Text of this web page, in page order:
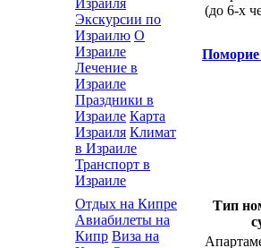
Израиля
Экскурсии по
Израилю О
Израиле
Лечение в
Израиле
Праздники в
Израиле Карта
Израиля Климат
в Израиле
Транспорт в
Израиле
Отдых на Кипре
Авиабилеты на
Кипр Виза на
(до 6-х
Тип